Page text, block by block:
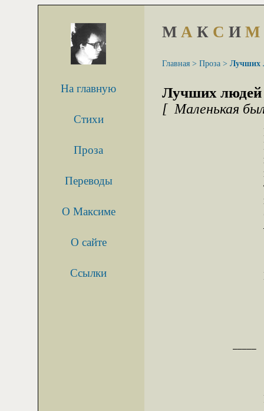
На главную
Стихи
Проза
Переводы
О Максиме
О сайте
Ссылки
М А К С И М
Главная > Проза > Лучших
Лучших людей
[ Маленькая